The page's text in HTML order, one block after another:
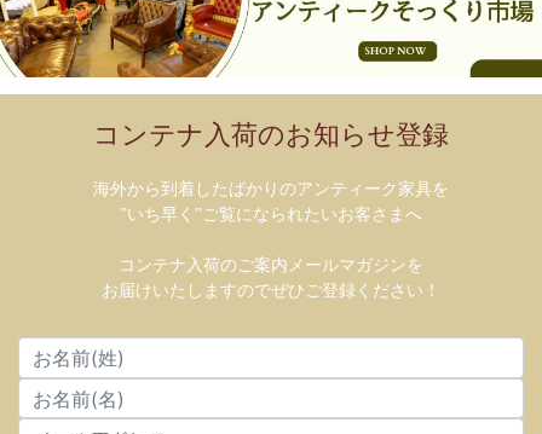
コンテナ入荷のお知らせ登録
海外から到着したばかりのアンティーク家具を
”いち早く”ご覧になられたいお客さまへ
コンテナ入荷のご案内メールマガジンを
お届けいたしますのでぜひご登録ください！